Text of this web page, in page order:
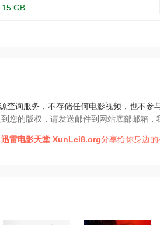
GB
查询服务，不存储任何电影视频，也不参
您的版权，请发送邮件到网站底部邮箱，
迅雷电影天堂 XunLei8.org分享给你身边